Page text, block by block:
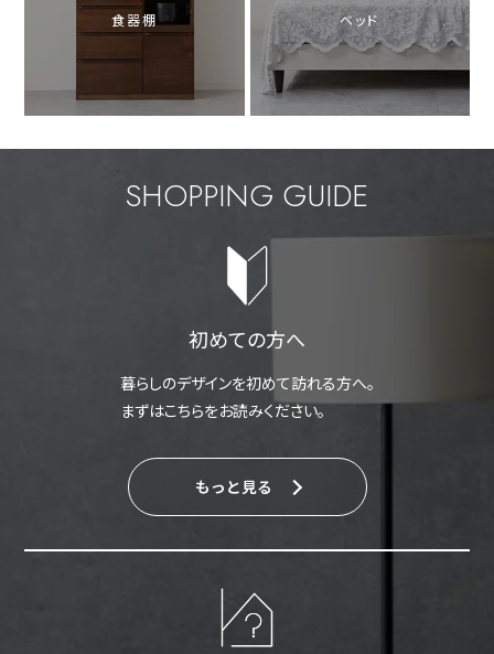
食器棚 ベッド
SHOPPING GUIDE
初めての方へ
暮らしのデザインを初めて訪れる方へ。
まずはこちらをお読みください。
もっと見る